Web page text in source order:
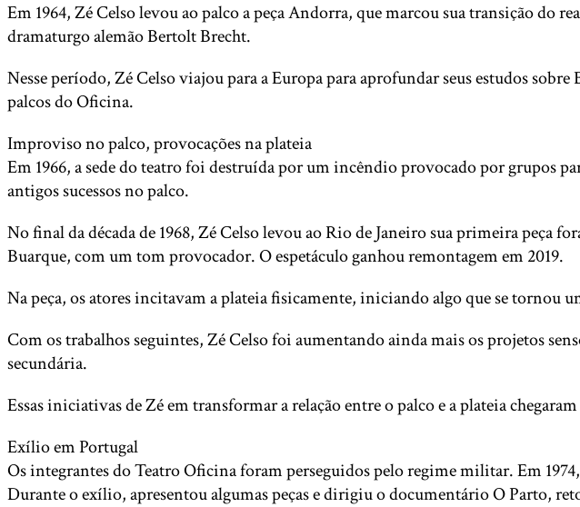
Em 1964, Zé Celso levou ao palco a peça Andorra, que marcou sua transição
dramaturgo alemão Bertolt Brecht.
Nesse período, Zé Celso viajou para a Europa para aprofundar seus estudos
palcos do Oficina.
Improviso no palco, provocações na plateia
Em 1966, a sede do teatro foi destruída por um incêndio provocado por grupos
antigos sucessos no palco.
No final da década de 1968, Zé Celso levou ao Rio de Janeiro sua primeira
Buarque, com um tom provocador. O espetáculo ganhou remontagem em 2019.
Na peça, os atores incitavam a plateia fisicamente, iniciando algo que se tornou
Com os trabalhos seguintes, Zé Celso foi aumentando ainda mais os projetos
secundária.
Essas iniciativas de Zé em transformar a relação entre o palco e a plateia
Exílio em Portugal
Os integrantes do Teatro Oficina foram perseguidos pelo regime militar. Em
Durante o exílio, apresentou algumas peças e dirigiu o documentário O Parto,